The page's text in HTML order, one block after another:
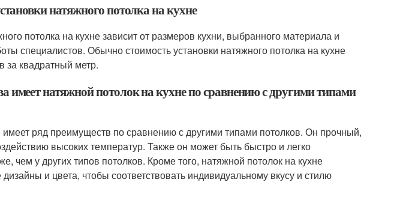
натяжного потолка на кухне
потолка на кухне зависит от размеров кухни, выбранного материала и
специалистов. Обычно стоимость установки натяжного потолка на кухне
за квадратный метр.
имеет натяжной потолок на кухне по сравнению с другими типами
ряд преимуществ по сравнению с другими типами потолков. Он прочный,
высоких температур. Также он может быть быстро и легко
чем у других типов потолков. Кроме того, натяжной потолок на кухне
и цвета, чтобы соответствовать индивидуальному вкусу и стилю